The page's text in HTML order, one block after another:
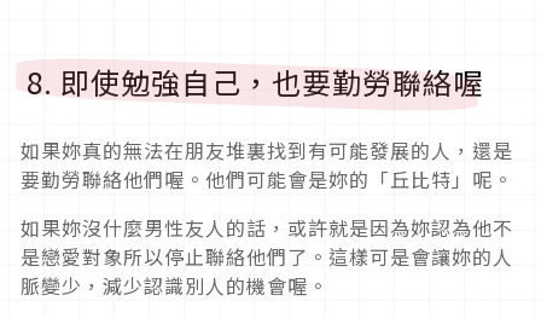
8. 即使勉強自己，也要勤勞聯絡喔
如果妳真的無法在朋友堆裏找到有可能發展的人，還是
要勤勞聯絡他們喔。他們可能會是妳的「丘比特」呢。
如果妳沒什麼男性友人的話，或許就是因為妳認為他不
是戀愛對象所以停止聯絡他們了。這樣可是會讓妳的人
脈變少，減少認識別人的機會喔。